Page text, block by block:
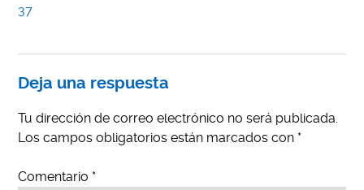
37
Deja una respuesta
Tu dirección de correo electrónico no será publicada.
Los campos obligatorios están marcados con *
Comentario *